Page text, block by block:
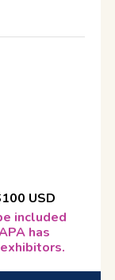
USD
included
has